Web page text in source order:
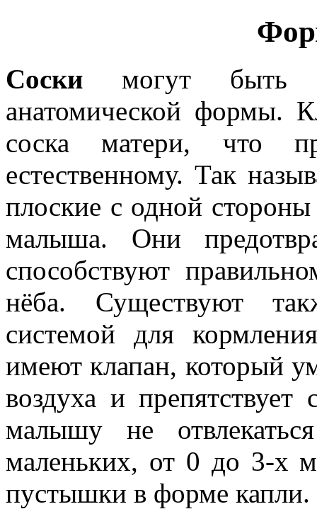
Соски могут быть
анатомической формы.
соска матери, что
естественному. Так
плоские с одной
малыша. Они
способствуют
нёба. Существуют
системой для
имеют клапан, который
воздуха и
малышу не
маленьких, от 0 до 3-х
пустышки в форме капли.